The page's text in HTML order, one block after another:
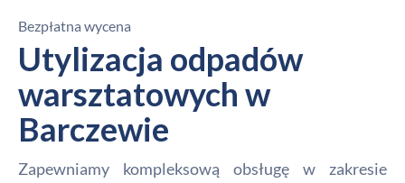
Bezpłatna wycena
Utylizacja odpadów
warsztatowych w
Barczewie
Zapewniamy kompleksową obsługę w zakresie